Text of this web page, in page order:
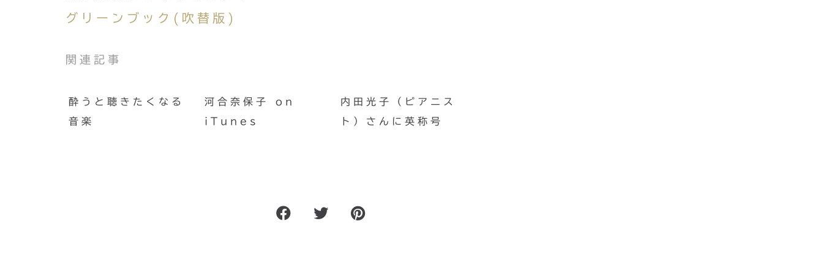
グリーンブック(吹替版)
関連記事
酔うと聴きたくなる
音楽
河合奈保子 on
iTunes
内田光子（ピアニス
ト）さんに英称号
オリンピック開会式で上原ひろみ